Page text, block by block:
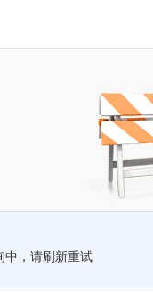
中，请刷新重试